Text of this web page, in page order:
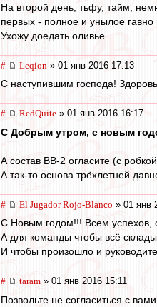
На второй день, тьфу, тайм,
первых - полное и унылое гавно
Ухожу доедать оливье.
# Leqion » 01 янв 2016 17:13
С наступившим господа!
# RedQuite » 01 янв 2016 16:17
С Добрым утром, с новым
А состав ВВ-2 огласите (с
А так-то основа трёхлетней
# El Jugador Rojo-Blanco » 01 янв
С Новым годом!!! Всем успехов,
А для команды чтобы всё
И чтобы произошло и
# taram » 01 янв 2016 15:11
Позвольте не согласиться с вами.